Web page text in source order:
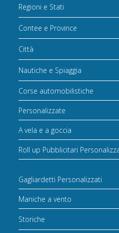
Regioni e Stati
Contee e Province
Città
Nautiche e Spiaggia
Corse automobilistiche
Personalizzate
A vela e a goccia
Roll up Pubblicitari
Gagliardetti Personalizzati
Maniche a vento
Storiche